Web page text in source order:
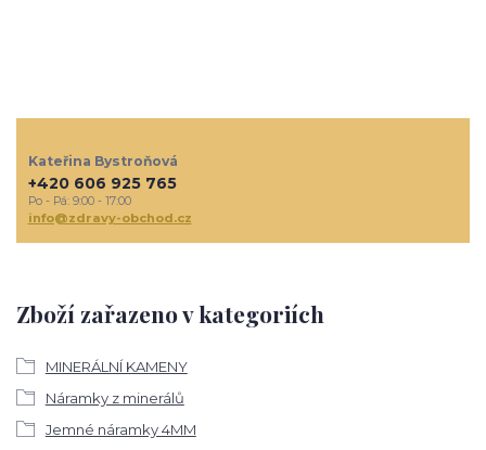
Zboží zařazeno v kategoriích
MINERÁLNÍ KAMENY
Náramky z minerálů
Jemné náramky 4MM
Kateřina Bystroňová
+420 606 925 765
Po - Pá: 9:00 - 17:00
info@zdravy-obchod.cz